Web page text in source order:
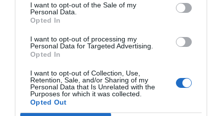
I want to opt-out of the Sale of my
Personal Data.
Opted In
I want to opt-out of processing my
Personal Data for Targeted Advertising.
Opted In
I want to opt-out of Collection, Use,
Retention, Sale, and/or Sharing of my
Personal Data that Is Unrelated with the
Purposes for which it was collected.
Opted Out
The District World
Congress 2024 es preveu
a Madrid
Com a avançament a la celebració del congrés, la
presentació de Madrid ha comptat amb dues
taules rodones, que han tractat dos dels temes